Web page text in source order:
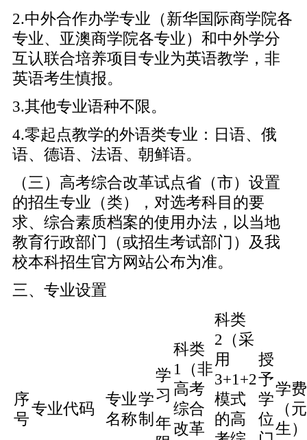
2.中外合作办学专业（新华国际商学院各
专业、亚澳商学院各专业）和中外学分
互认联合培养项目专业为英语教学，非
英语考生慎报。
3.其他专业语种不限。
4.零起点教学的外语类专业：日语、俄
语、德语、法语、朝鲜语。
（三）高考综合改革试点省（市）设置
的招生专业（类），对选考科目的要
求、综合素质档案的使用办法，以当地
教育行政部门（或招生考试部门）及我
校本科招生官方网站公布为准。
三、专业设置
序
号
专业代码
专业
名称
学
制
学
习
年
科类
1（非
高考
综合
改革
科类
2（采
用
3+1+2
模式
的高
授
予
学
位
学费
（
生）